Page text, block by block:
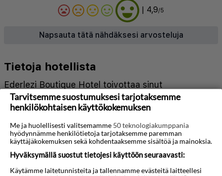
| 4,9/5
Napsauta tätä nähdäksesi arvosteluja
Tietoja hotellista
Ederlezi Boutique Hotel toivottaa sinut
tervetulleeksi ainutlaatuiseen oleskeluun Ateenan
sydämessä, yhdistäen modernin mukavuuden
perinteiseen kreikkalaiseen viehätysvoimaan.
Vilkkaassa Psiri-kaupunginosassa sijaitseva hotelli
on vain lyhyen kävelymatkan päässä Monastiraki-
aukiolta ja Akropolikseltä, mikä tekee siitä
Tarvitsemme suostumuksesi tarjotaksemme
henkilökohtaisen käyttökokemuksen
Me ja huolellisesti valitsemamme 50 teknologiakumppania
hyödynnämme henkilötietoja tarjotaksemme paremman
käyttäjäkokemuksen sekä kohdentaaksemme sisältöä ja mainoksia.
Hyväksymällä suostut tietojesi käyttöön seuraavasti:
Käytämme laitetunnisteita ja tallennamme evästeitä laitteellesi